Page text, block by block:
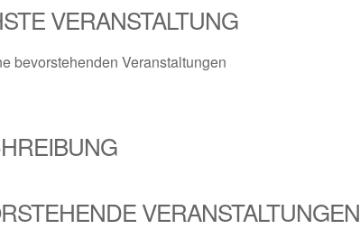
VERANSTALTUNG
bevorstehenden Veranstaltungen
VERANSTALTUNGEN